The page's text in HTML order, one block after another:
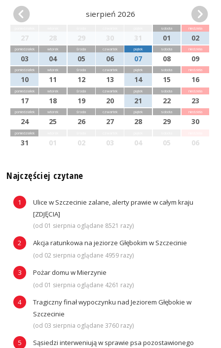
sierpień 2026
27 28 29 30 31
sobota
01
niedziela
02
poniedziałek
03
wtorek
04
środa
05
czwartek
06
piątek
07
sobota
08
niedziela
09
poniedziałek
10
wtorek
11
środa
12
czwartek
13
piątek
14
sobota
15
niedziela
16
poniedziałek
17
wtorek
18
środa
19
czwartek
20
piątek
21
sobota
22
niedziela
23
poniedziałek
24
wtorek
25
środa
26
czwartek
27
piątek
28
sobota
29
niedziela
30
poniedziałek
31 01 02 03 04 05 06
Najczęściej czytane
Ulice w Szczecinie zalane, alerty prawie w całym kraju
[ZDJĘCIA]
(od 01 sierpnia oglądane 8521 razy)
Akcja ratunkowa na jeziorze Głębokim w Szczecinie
(od 02 sierpnia oglądane 4959 razy)
Pożar domu w Mierzynie
(od 01 sierpnia oglądane 4261 razy)
Tragiczny finał wypoczynku nad Jeziorem Głębokie w
Szczecinie
(od 03 sierpnia oglądane 3760 razy)
Sąsiedzi interweniują w sprawie psa pozostawionego